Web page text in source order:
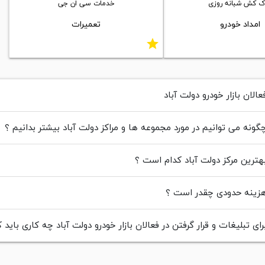
کش شبانه روزی
امداد خودرو
خدمات سی ان جی
تعمیرات
star
بازار خودرو دولت آباد
می توانیم در مورد مجموعه ها و مراکز دولت آباد بیشتر بدانیم ؟
مرکز دولت آباد کدام است ؟
حدودی چقدر است ؟
تبلیغات و قرار گرفتن در فعالان بازار خودرو دولت آباد چه کاری باید